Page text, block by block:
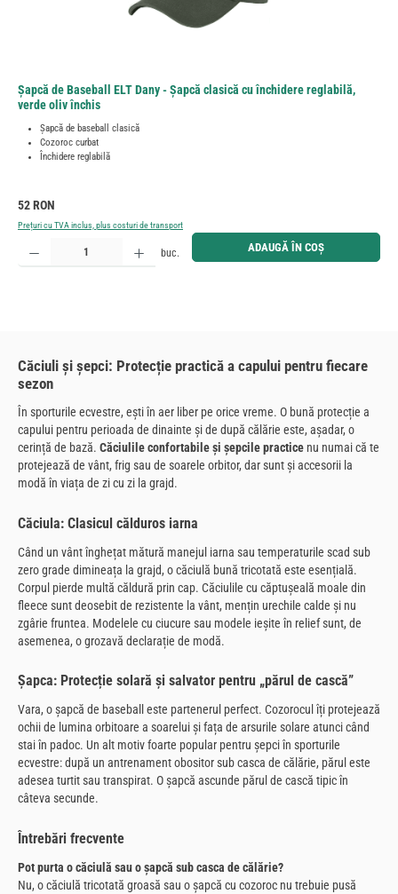
Șapcă de Baseball ELT Dany - Șapcă clasică cu închidere reglabilă,
verde oliv închis
Șapcă de baseball clasică
Cozoroc curbat
Închidere reglabilă
Preț obișnuit:
52 RON
Prețuri cu TVA inclus, plus costuri de transport
Cantitate produs: Introduceți cantitatea dorită sau utilizați butoanele pentru a mări sau micșora
buc. ADAUGĂ ÎN COȘ
Căciuli și șepci: Protecție practică a capului pentru fiecare
sezon
În sporturile ecvestre, ești în aer liber pe orice vreme. O bună protecție a
capului pentru perioada de dinainte și de după călărie este, așadar, o
cerință de bază. Căciulile confortabile și șepcile practice nu numai că te
protejează de vânt, frig sau de soarele orbitor, dar sunt și accesorii la
modă în viața de zi cu zi la grajd.
Căciula: Clasicul călduros iarna
Când un vânt înghețat mătură manejul iarna sau temperaturile scad sub
zero grade dimineața la grajd, o căciulă bună tricotată este esențială.
Corpul pierde multă căldură prin cap. Căciulile cu căptușeală moale din
fleece sunt deosebit de rezistente la vânt, mențin urechile calde și nu
zgârie fruntea. Modelele cu ciucure sau modele ieșite în relief sunt, de
asemenea, o grozavă declarație de modă.
Șapca: Protecție solară și salvator pentru „părul de cască”
Vara, o șapcă de baseball este partenerul perfect. Cozorocul îți protejează
ochii de lumina orbitoare a soarelui și fața de arsurile solare atunci când
stai în padoc. Un alt motiv foarte popular pentru șepci în sporturile
ecvestre: după un antrenament obositor sub casca de călărie, părul este
adesea turtit sau transpirat. O șapcă ascunde părul de cască tipic în
câteva secunde.
Întrebări frecvente
Pot purta o căciulă sau o șapcă sub casca de călărie?
Nu, o căciulă tricotată groasă sau o șapcă cu cozoroc nu trebuie pusă